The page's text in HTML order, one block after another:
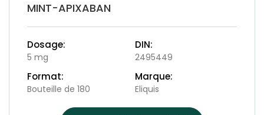
MINT-APIXABAN
Dosage:
5 mg
DIN:
2495449
Format:
Bouteille de 180
Marque:
Eliquis